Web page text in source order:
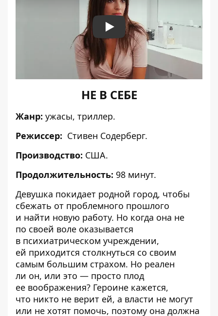
Play
НЕ В СЕБЕ
Жанр: ужасы, триллер.
Режиссер: Стивен Содерберг.
Производство: США.
Продолжительность: 98 минут.
Девушка покидает родной город, чтобы
сбежать от проблемного прошлого
и найти новую работу. Но когда она не
по своей воле оказывается
в психиатрическом учреждении,
ей приходится столкнуться со своим
самым большим страхом. Но реален
ли он, или это — просто плод
ее воображения? Героине кажется,
что никто не верит ей, а власти не могут
или не хотят помочь, поэтому она должна